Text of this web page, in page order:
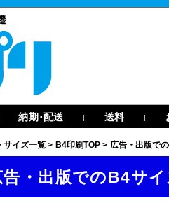
納期･配送 | 送料 |
サイズ一覧 > B4印刷TOP > 広告・出版で
告・出版でのB4サ